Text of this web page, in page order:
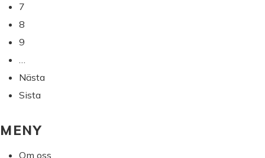
Page
7
Page
8
Page
9
…
Nästa
sida
Nästa
Sista
Sista
MENY
Om oss